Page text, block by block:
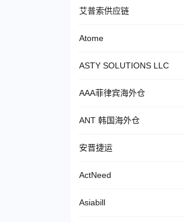
艾普索供应链
Atome
ASTY SOLUTIONS LLC
AAA菲律宾海外仓
ANT 韩国海外仓
安晋捷运
ActNeed
Asiabill